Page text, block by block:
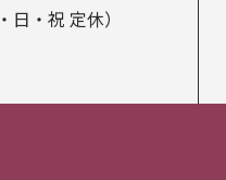
・祝 定休）